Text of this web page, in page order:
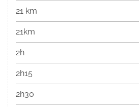
21 km
21km
2h
2h15
2h30